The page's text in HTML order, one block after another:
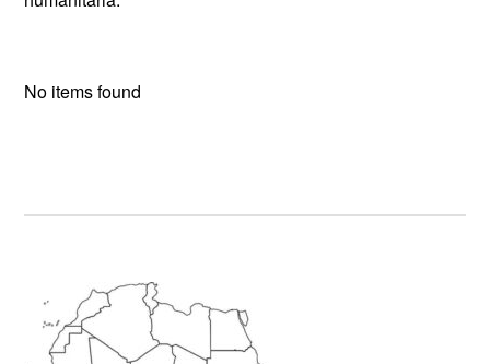
No items found
Sidebar
primária